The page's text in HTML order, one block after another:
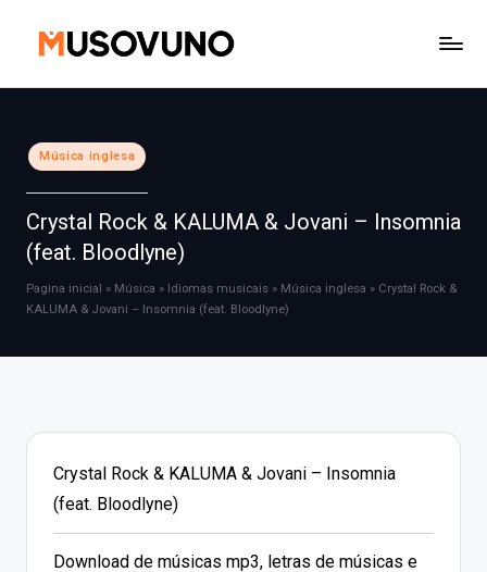
Posted
in
Música inglesa
Crystal Rock & KALUMA & Jovani – Insomnia
(feat. Bloodlyne)
Pagina inicial » Música » Idiomas musicais » Música inglesa » Crystal Rock &
KALUMA & Jovani – Insomnia (feat. Bloodlyne)
Crystal Rock & KALUMA & Jovani – Insomnia
(feat. Bloodlyne)
Download de músicas mp3, letras de músicas e